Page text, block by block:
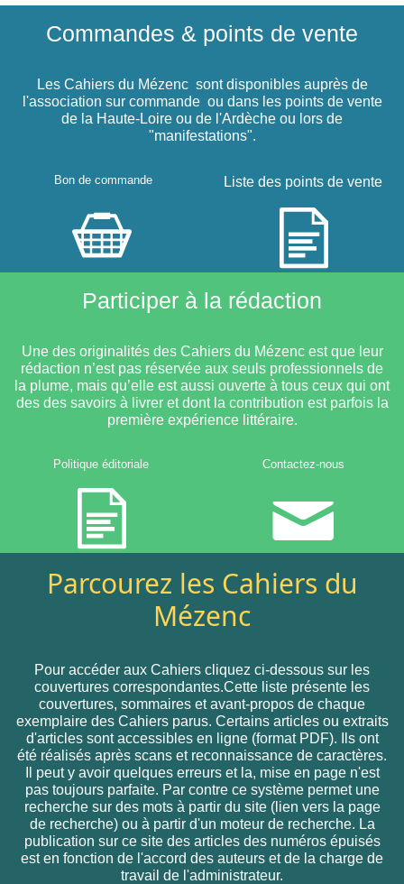
Commandes & points de vente
Les Cahiers du Mézenc sont disponibles auprès de
l'association sur commande ou dans les points de vente
de la Haute-Loire ou de l'Ardèche ou lors de
"manifestations".
Bon de commande Liste des points de vente
Participer à la rédaction
Une des originalités des Cahiers du Mézenc est que leur
rédaction n’est pas réservée aux seuls professionnels de
la plume, mais qu’elle est aussi ouverte à tous ceux qui ont
des des savoirs à livrer et dont la contribution est parfois la
première expérience littéraire.
Politique éditoriale Contactez-nous
Parcourez les Cahiers du
Mézenc
Pour accéder aux Cahiers cliquez ci-dessous sur les
couvertures correspondantes.Cette liste présente les
couvertures, sommaires et avant-propos de chaque
exemplaire des Cahiers parus. Certains articles ou extraits
d'articles sont accessibles en ligne (format PDF). Ils ont
été réalisés après scans et reconnaissance de caractères.
Il peut y avoir quelques erreurs et la, mise en page n'est
pas toujours parfaite. Par contre ce système permet une
recherche sur des mots à partir du site (lien vers la page
de recherche) ou à partir d'un moteur de recherche. La
publication sur ce site des articles des numéros épuisés
est en fonction de l'accord des auteurs et de la charge de
travail de l'administrateur.